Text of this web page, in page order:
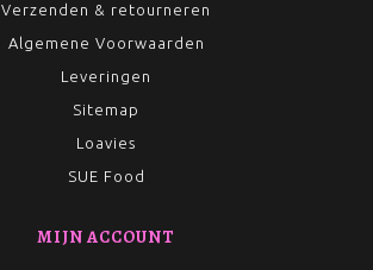
Verzenden & retourneren
Algemene Voorwaarden
Leveringen
Sitemap
Loavies
SUE Food
MIJN ACCOUNT